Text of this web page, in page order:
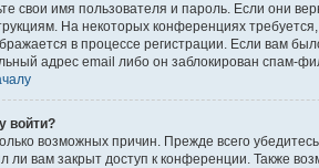
свои имя пользователя и пароль. Если они
На некоторых конференциях
в процессе регистрации. Если вам
адрес email либо он заблокирован спам-
войти?
возможных причин. Прежде всего
ли вам закрыт доступ к конференции. Также